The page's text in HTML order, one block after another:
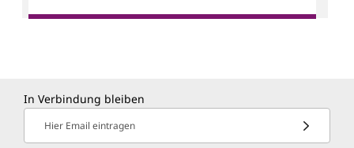
In Verbindung bleiben
Hier Email eintragen